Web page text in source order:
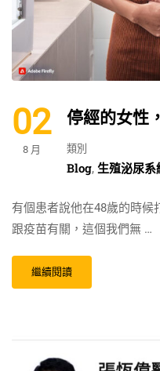
02
8 月
停經的女性
類別
Blog, 生殖泌尿系
有個患者說他在48歲的時候
跟疫苗有關，這個我們無 …
繼續閱讀